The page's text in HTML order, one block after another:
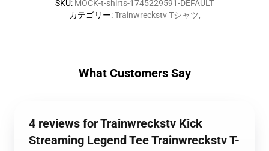
SKU: MOCK-t-shirts-1745229591-DEFAULT
カテゴリー:Trainwreckstv Tシャツ,
What Customers Say
4 reviews for Trainwreckstv Kick
Streaming Legend Tee Trainwreckstv T-